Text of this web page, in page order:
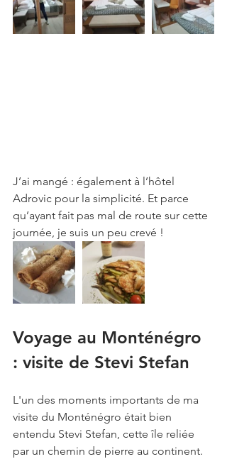
J’ai mangé : également à l’hôtel
Adrovic pour la simplicité. Et parce
qu’ayant fait pas mal de route sur cette
journée, je suis un peu crevé !
Voyage au Monténégro
: visite de Stevi Stefan
L'un des moments importants de ma
visite du Monténégro était bien
entendu Stevi Stefan, cette île reliée
par un chemin de pierre au continent.